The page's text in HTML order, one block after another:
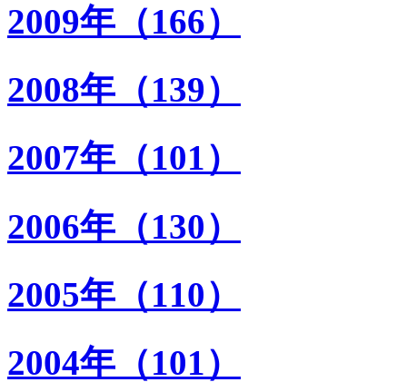
2009年（166）
2008年（139）
2007年（101）
2006年（130）
2005年（110）
2004年（101）